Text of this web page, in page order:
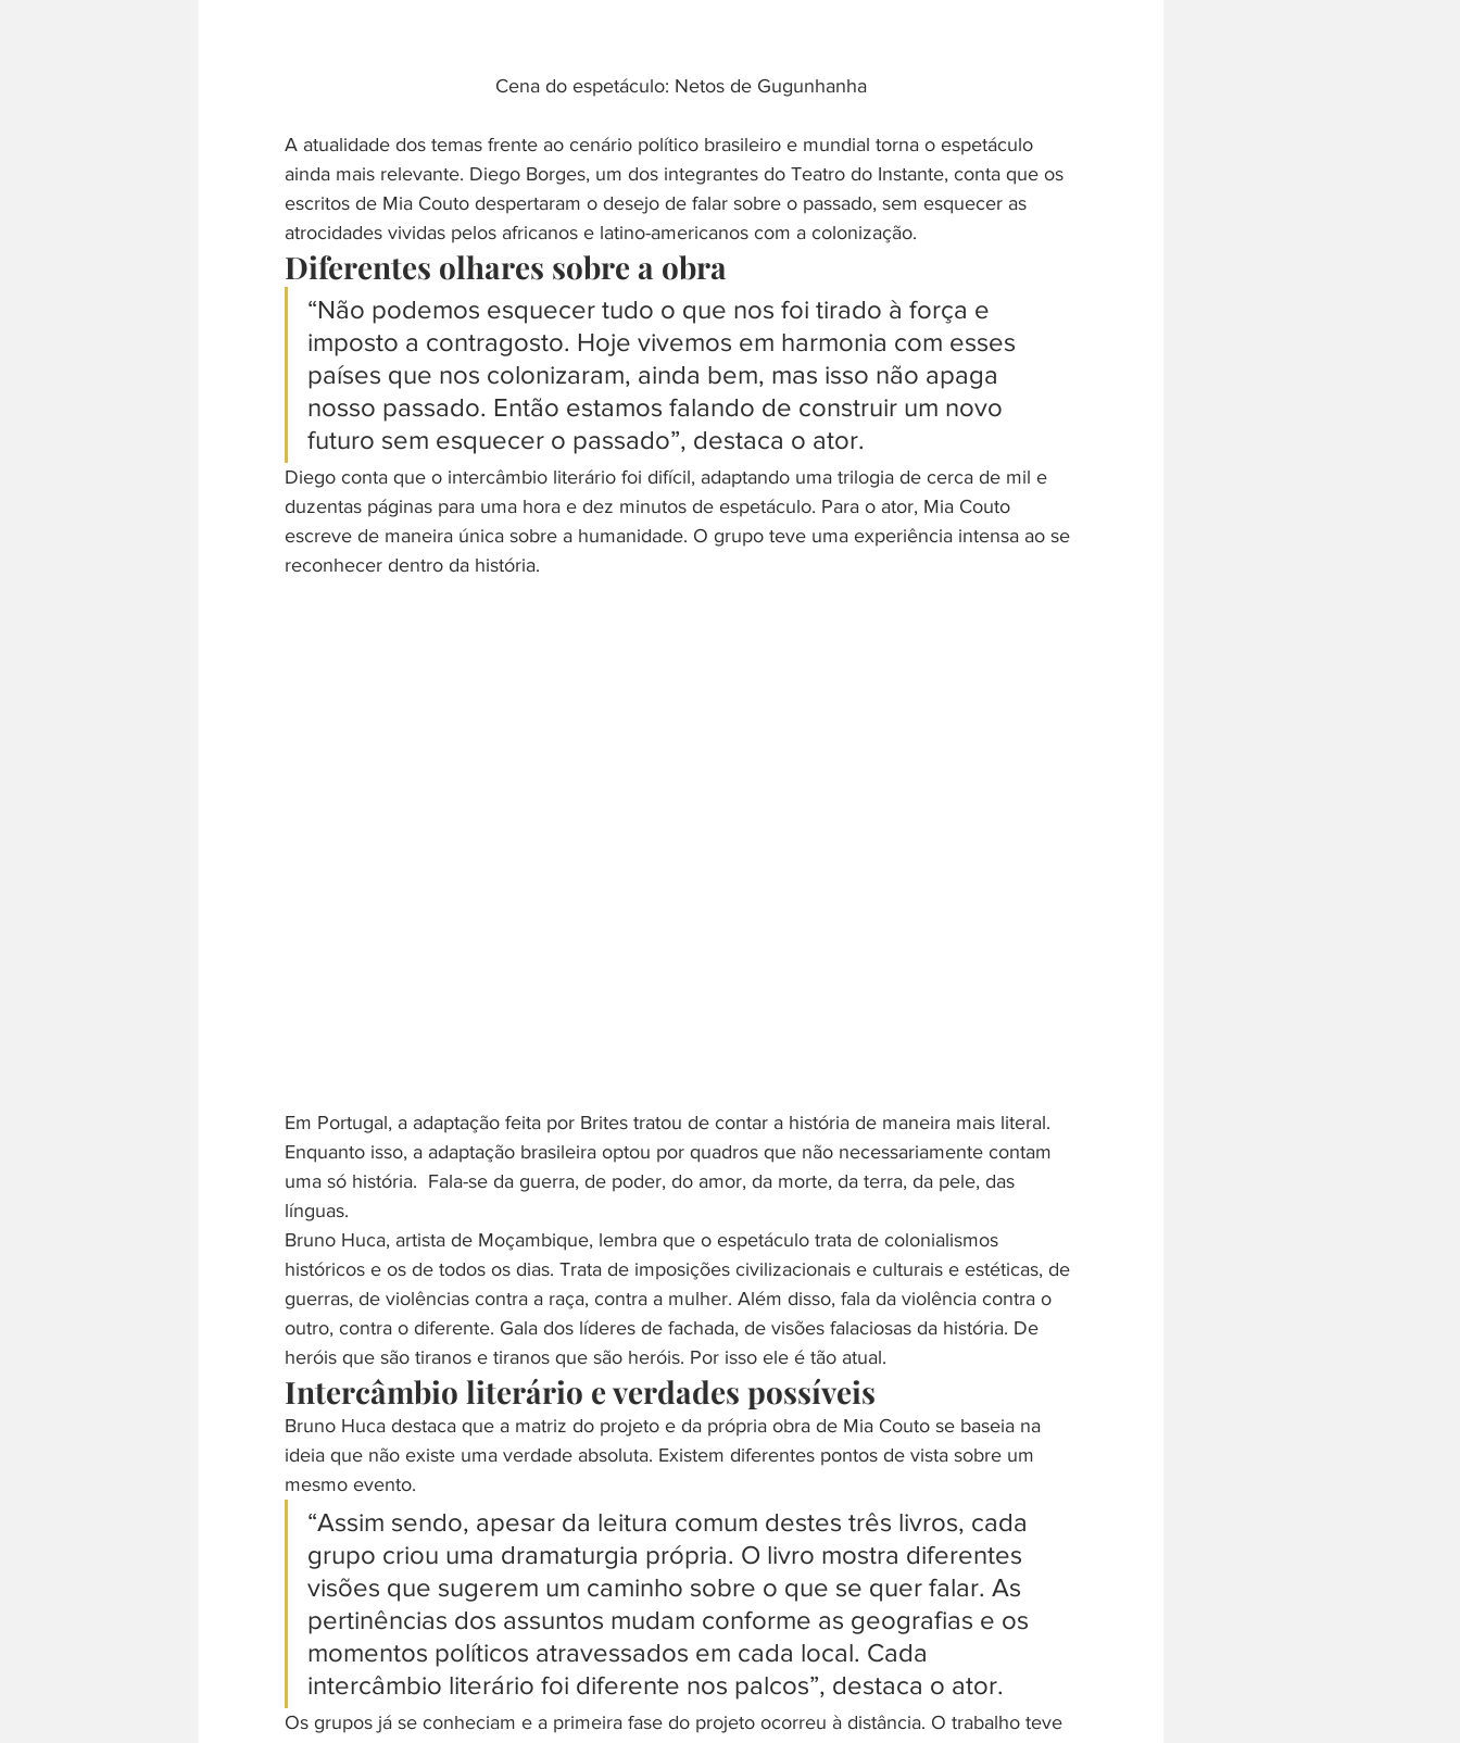
Cena do espetáculo: Netos de Gugunhanha
A atualidade dos temas frente ao cenário político brasileiro e mundial torna o espetáculo
ainda mais relevante. Diego Borges, um dos integrantes do Teatro do Instante, conta que os
escritos de Mia Couto despertaram o desejo de falar sobre o passado, sem esquecer as
atrocidades vividas pelos africanos e latino-americanos com a colonização.
Diferentes olhares sobre a obra
“Não podemos esquecer tudo o que nos foi tirado à força e
imposto a contragosto. Hoje vivemos em harmonia com esses
países que nos colonizaram, ainda bem, mas isso não apaga
nosso passado. Então estamos falando de construir um novo
futuro sem esquecer o passado”, destaca o ator.
Diego conta que o intercâmbio literário foi difícil, adaptando uma trilogia de cerca de mil e
duzentas páginas para uma hora e dez minutos de espetáculo. Para o ator, Mia Couto
escreve de maneira única sobre a humanidade. O grupo teve uma experiência intensa ao se
reconhecer dentro da história.
Em Portugal, a adaptação feita por Brites tratou de contar a história de maneira mais literal.
Enquanto isso, a adaptação brasileira optou por quadros que não necessariamente contam
uma só história.  Fala-se da guerra, de poder, do amor, da morte, da terra, da pele, das
línguas.
Bruno Huca, artista de Moçambique, lembra que o espetáculo trata de colonialismos
históricos e os de todos os dias. Trata de imposições civilizacionais e culturais e estéticas, de
guerras, de violências contra a raça, contra a mulher. Além disso, fala da violência contra o
outro, contra o diferente. Gala dos líderes de fachada, de visões falaciosas da história. De
heróis que são tiranos e tiranos que são heróis. Por isso ele é tão atual.
Intercâmbio literário e verdades possíveis
Bruno Huca destaca que a matriz do projeto e da própria obra de Mia Couto se baseia na
ideia que não existe uma verdade absoluta. Existem diferentes pontos de vista sobre um
mesmo evento.
“Assim sendo, apesar da leitura comum destes três livros, cada
grupo criou uma dramaturgia própria. O livro mostra diferentes
visões que sugerem um caminho sobre o que se quer falar. As
pertinências dos assuntos mudam conforme as geografias e os
momentos políticos atravessados em cada local. Cada
intercâmbio literário foi diferente nos palcos”, destaca o ator.
Os grupos já se conheciam e a primeira fase do projeto ocorreu à distância. O trabalho teve